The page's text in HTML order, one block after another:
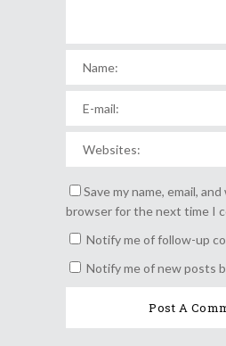
Save my name, email,
browser for the next time I
Notify me of follow-up
Notify me of new posts